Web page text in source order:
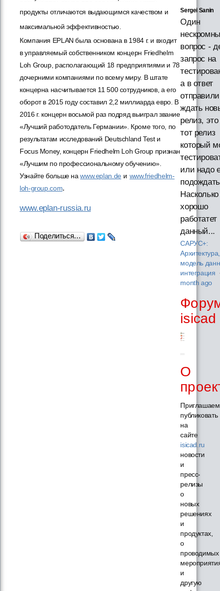
продукты отличаются выдающимся качеством и
максимальной эффективностью.
Компания EPLAN была основана в 1984 г. и входит
в управляемый собственником концерн Friedhelm
Loh Group, располагающий 18 предприятиями и 78
дочерними компаниями по всему миру. В штате
концерна насчитывается 11 500 сотрудников, а его
оборот в 2015 году составил 2,2 миллиарда евро. В
2016 г. концерн восьмой раз подряд выиграл звание
«Лучший работодатель Германии». Кроме того, по
результатам исследований Deutschland Test и
Focus Money, концерн Friedhelm Loh Group признан
«Лучшим по профессиональному обучению».
Узнайте больше наwww.eplan.de и www.friedhelm-
loh-group.com.
www.eplan-russia.ru
Поделиться…
Sergei Sanin
Один
вопрос -
запрос на
а в ответ
отправили
ждать
релиз,
тот релиз
который
или надо
Насколько
хорошо
работатет
данный...
САРУС+:
Архитектура,
модель
интеграция
month ago
isicad
О
Приглашаем
публиковать
на
сайте
isicad.ru
новости
и
пресс-
релизы
о
новых
решениях
и
продуктах,
о
проводимых
и
другую